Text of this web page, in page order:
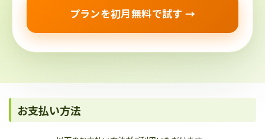
プランを初月無料で試す →
お支払い方法